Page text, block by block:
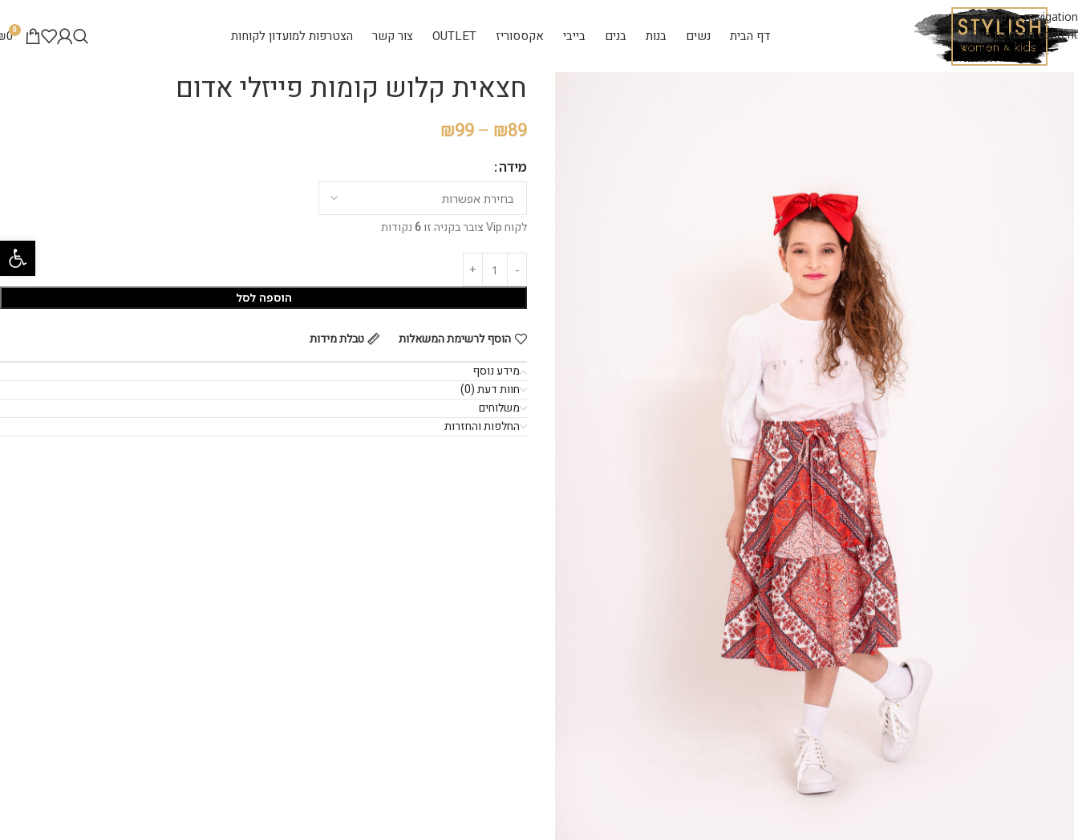
Skip to navigation
Skip to main content
דף הבית נשים בנות בנים בייבי אקססוריז OUTLET צור קשר הצטרפות למועדון לקוחות 0
0
חצאית קלוש קומות פייזלי אדום
₪89
–
₪99
מידה
לקוח Vip צובר בקניה זו 6נקודות
הוספה לסל
הוסף לרשימת המשאלות
טבלת מידות
מידע נוסף
חוות דעת (0)
משלוחים
החלפות והחזרות
פתח